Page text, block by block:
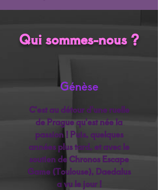
Qui sommes-nous ?
Génèse
C'est au détour d'une ruelle
de Prague qu'est née la
passion ! Puis, quelques
années plus tard, et avec le
soutien de Chronos Escape
Game (Toulouse), Daedalus
a vu le jour !